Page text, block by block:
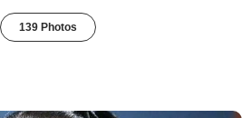
139 Photos